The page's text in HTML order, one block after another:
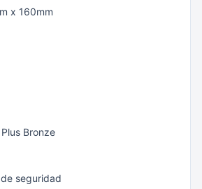
x 160mm
Bronze
seguridad